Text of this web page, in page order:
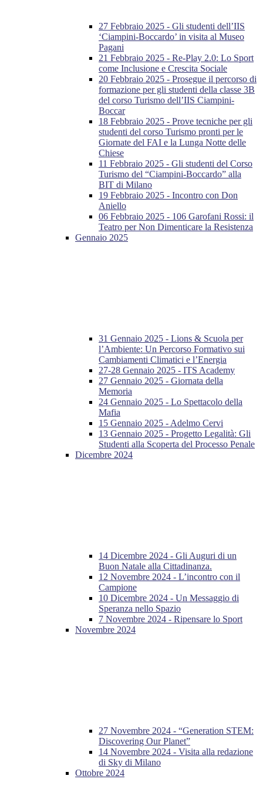
27 Febbraio 2025 - Gli studenti dell’IIS
‘Ciampini-Boccardo’ in visita al Museo
Pagani
21 Febbraio 2025 - Re-Play 2.0: Lo Sport
come Inclusione e Crescita Sociale
20 Febbraio 2025 - Prosegue il percorso di
formazione per gli studenti della classe 3B
del corso Turismo dell’IIS Ciampini-
Boccar
18 Febbraio 2025 - Prove tecniche per gli
studenti del corso Turismo pronti per le
Giornate del FAI e la Lunga Notte delle
Chiese
11 Febbraio 2025 - Gli studenti del Corso
Turismo del “Ciampini-Boccardo” alla
BIT di Milano
19 Febbraio 2025 - Incontro con Don
Aniello
06 Febbraio 2025 - 106 Garofani Rossi: il
Teatro per Non Dimenticare la Resistenza
Gennaio 2025
31 Gennaio 2025 - Lions & Scuola per
l’Ambiente: Un Percorso Formativo sui
Cambiamenti Climatici e l’Energia
27-28 Gennaio 2025 - ITS Academy
27 Gennaio 2025 - Giornata della
Memoria
24 Gennaio 2025 - Lo Spettacolo della
Mafia
15 Gennaio 2025 - Adelmo Cervi
13 Gennaio 2025 - Progetto Legalità: Gli
Studenti alla Scoperta del Processo Penale
Dicembre 2024
14 Dicembre 2024 - Gli Auguri di un
Buon Natale alla Cittadinanza.
12 Novembre 2024 - L’incontro con il
Campione
10 Dicembre 2024 - Un Messaggio di
Speranza nello Spazio
7 Novembre 2024 - Ripensare lo Sport
Novembre 2024
27 Novembre 2024 - “Generation STEM:
Discovering Our Planet”
14 Novembre 2024 - Visita alla redazione
di Sky di Milano
Ottobre 2024